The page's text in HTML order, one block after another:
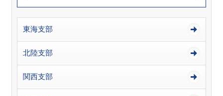
東海支部
北陸支部
関西支部